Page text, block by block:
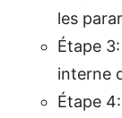
les
Étape
interne
Étape